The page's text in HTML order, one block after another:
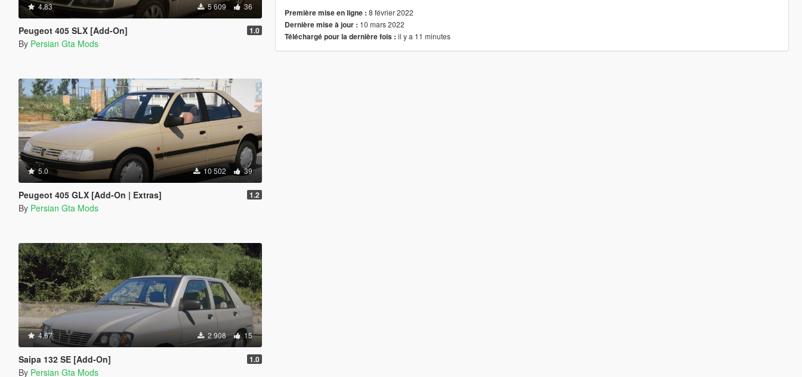
4.83 5 609 36
Peugeot 405 SLX [Add-On] 1.0
By Persian Gta Mods
5.0 10 502 39
Peugeot 405 GLX [Add-On | Extras] 1.2
By Persian Gta Mods
4.67 2 908 15
Saipa 132 SE [Add-On] 1.0
By Persian Gta Mods
Première mise en ligne : 8 février 2022
Dernière mise à jour : 10 mars 2022
Téléchargé pour la dernière fois : il y a 11 minutes